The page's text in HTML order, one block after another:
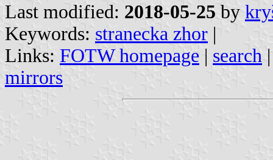
Last modified: 2018-05-25 by
Keywords: stranecka zhor |
Links: FOTW homepage | search
mirrors